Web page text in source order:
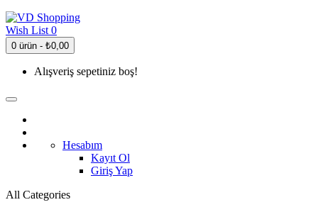
Wish List 0
0 ürün - ₺0,00
Alışveriş sepetiniz boş!
Hesabım
Kayıt Ol
Giriş Yap
All Categories